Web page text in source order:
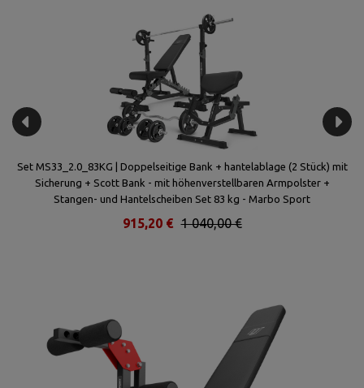
Set MS33_2.0_83KG | Doppelseitige Bank + hantelablage (2 Stück) mit
Sicherung + Scott Bank - mit höhenverstellbaren Armpolster +
Stangen- und Hantelscheiben Set 83 kg - Marbo Sport
1 040,00 €
915,20 €